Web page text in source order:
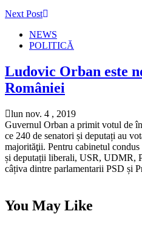
Next Post
NEWS
POLITICĂ
Ludovic Orban este
României
lun nov. 4 , 2019
Guvernul Orban a primit votul de
ce 240 de senatori și deputați au
majorităţii. Pentru cabinetul
și deputații liberali, USR, UDMR,
câțiva dintre parlamentarii PSD și
You May Like